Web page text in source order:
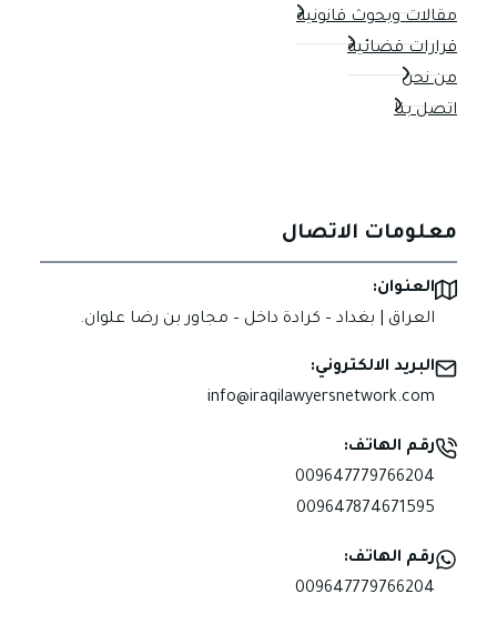
مقالات وبحوث قانونية
قرارات قضائية
من نحن
اتصل بنا
معلومات الاتصال
العنوان:
العراق | بغداد – كرادة داخل – مجاور بن رضا علوان.
البريد الالكتروني:
info@iraqilawyersnetwork.com
رقم الهاتف:
009647779766204
009647874671595
رقم الهاتف:
009647779766204